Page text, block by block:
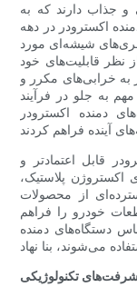
و جذاب دارند که به
اکسترودر در دهه
بطری‌های شیشه‌ای مورد
نظر قابلیت‌های خود
به خرابی‌های مکرر و
به جلو در فرآیند
دمنده اکسترودر
قابل اعتمادتر و
معرفی فناوری اکستروژن پلاستیک،
از محصولات
خودرو را فراهم
دستگاه‌های دمنده
تکنولوژیکی